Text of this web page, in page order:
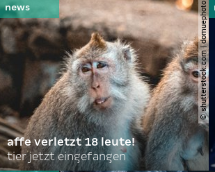
© shutterstock.com | domuephoto
affe verletzt 18 leute!
tier jetzt eingefangen